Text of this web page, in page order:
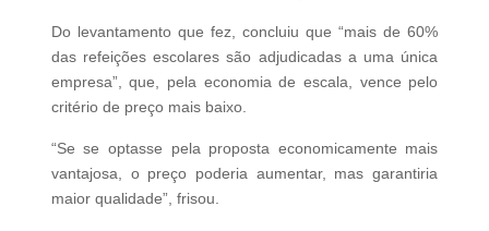
Do levantamento que fez, concluiu que “mais de 60%
das refeições escolares são adjudicadas a uma única
empresa”, que, pela economia de escala, vence pelo
critério de preço mais baixo.
“Se se optasse pela proposta economicamente mais
vantajosa, o preço poderia aumentar, mas garantiria
maior qualidade”, frisou.